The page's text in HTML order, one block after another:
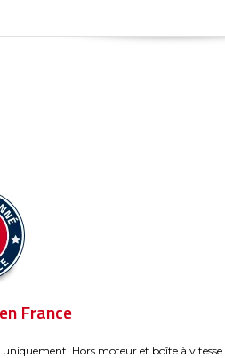
France
Hors moteur et boîte à vitesse.